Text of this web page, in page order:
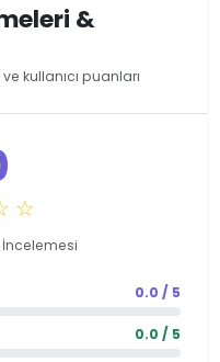
&
kullanıcı puanları
☆
İncelemesi
0.0 / 5
0.0 / 5